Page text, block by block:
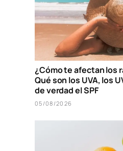
¿Cómo te afectan los
Qué son los UVA, los
de verdad el SPF
05/08/2026